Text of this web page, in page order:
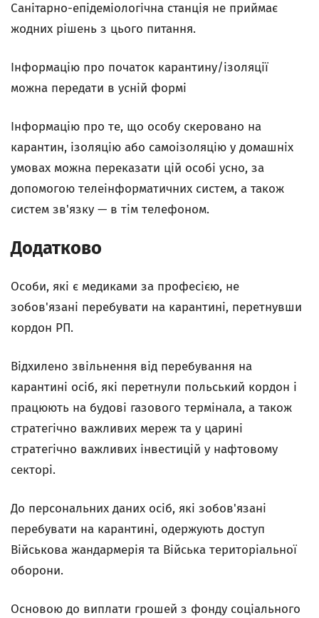
Санітарно-епідеміологічна станція не приймає
жодних рішень з цього питання.
Інформацію про початок карантину/ізоляції
можна передати в усній формі
Інформацію про те, що особу скеровано на
карантин, ізоляцію або самоізоляцію у домашніх
умовах можна переказати цій особі усно, за
допомогою телеінформатичних систем, а також
систем зв'язку — в тім телефоном.
Додатково
Особи, які є медиками за професією, не
зобов'язані перебувати на карантині, перетнувши
кордон РП.
Відхилено звільнення від перебування на
карантині осіб, які перетнули польський кордон і
працюють на будові газового термінала, а також
стратегічно важливих мереж та у царині
стратегічно важливих інвестицій у нафтовому
секторі.
До персональних даних осіб, які зобов'язані
перебувати на карантині, одержують доступ
Військова жандармерія та Війська територіальної
оборони.
Основою до виплати грошей з фонду соціального